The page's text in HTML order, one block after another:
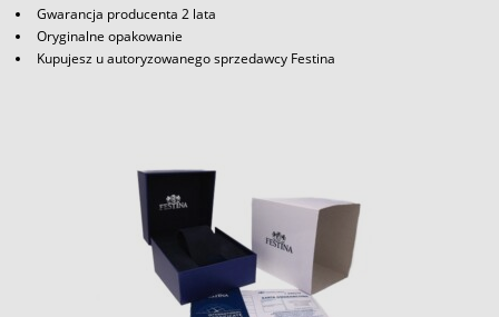
Gwarancja producenta 2 lata
Oryginalne opakowanie
Kupujesz u autoryzowanego sprzedawcy Festina